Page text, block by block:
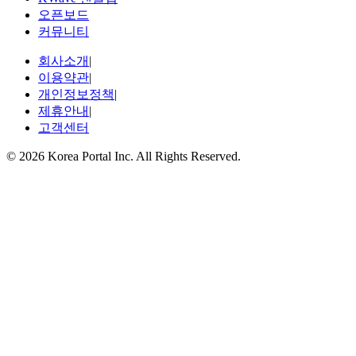
오픈보드
커뮤니티
회사소개 |
이용약관|
개인정보정책|
제휴안내 |
고객센터
© 2026 Korea Portal Inc. All Rights Reserved.